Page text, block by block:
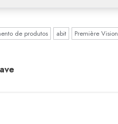
de produtos abit Première Vision